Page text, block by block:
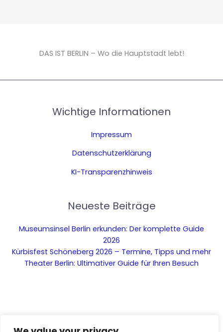
DAS IST BERLIN – Wo die Hauptstadt lebt!
Wichtige Informationen
Impressum
Datenschutzerklärung
KI-Transparenzhinweis
Neueste Beiträge
Museumsinsel Berlin erkunden: Der komplette Guide
2026
Kürbisfest Schöneberg 2026 – Termine, Tipps und mehr
Theater Berlin: Ultimativer Guide für Ihren Besuch